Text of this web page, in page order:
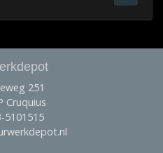
251
Cruquius
5101515